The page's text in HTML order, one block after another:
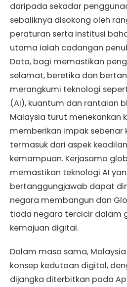
daripada sekadar
sebaliknya disokong oleh
peraturan serta institusi
utama ialah cadangan
Data, bagi memastikan
selamat, beretika dan
merangkumi teknologi
(AI), kuantum dan rantaian
Malaysia turut menekankan
memberikan impak
termasuk dari aspek
kemampuan. Kerjasama
memastikan teknologi AI
bertanggungjawab dapat
negara membangun dan
tiada negara tercicir dalam
kemajuan digital.
Dalam masa sama,
konsep kedutaan digital,
dijangka diterbitkan pada